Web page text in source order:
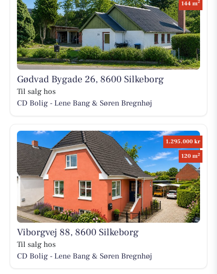
144 m2
Gødvad Bygade 26, 8600 Silkeborg
Til salg hos
CD Bolig - Lene Bang & Søren Bregnhøj
1.295.000 kr
120 m2
Viborgvej 88, 8600 Silkeborg
Til salg hos
CD Bolig - Lene Bang & Søren Bregnhøj